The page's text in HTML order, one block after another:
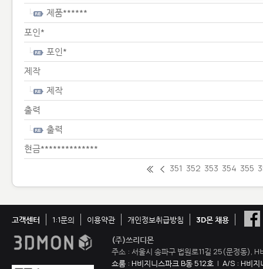
제품******
포인*
포인*
제작
제작
출력
출력
현금**************
351 352 353 354 355
고객센터 1:1문의 이용약관 개인정보취급방침
3D몬 채용
(주)쓰리디몬
주소 : 서울시 송파구 법원로11길 25(문정동),
쇼룸 : H비지니스파크 B동 512호 | A/S : H비지